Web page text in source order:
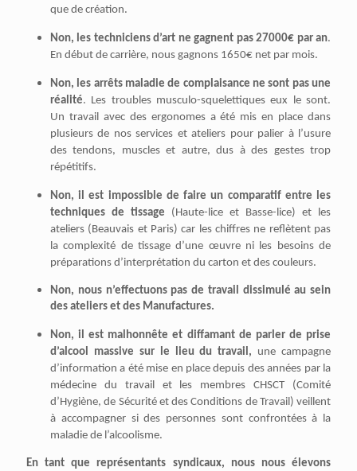
que de création.
Non, les techniciens d’art ne gagnent pas 27000€ par an.
En début de carrière, nous gagnons 1650€ net par mois.
Non, les arrêts maladie de complaisance ne sont pas une
réalité. Les troubles musculo-squelettiques eux le sont.
Un travail avec des ergonomes a été mis en place dans
plusieurs de nos services et ateliers pour palier à l’usure
des tendons, muscles et autre, dus à des gestes trop
répétitifs.
Non, il est impossible de faire un comparatif entre les
techniques de tissage (Haute-lice et Basse-lice) et les
ateliers (Beauvais et Paris) car les chiffres ne reflètent pas
la complexité de tissage d’une œuvre ni les besoins de
préparations d’interprétation du carton et des couleurs.
Non, nous n’effectuons pas de travail dissimulé au sein
des ateliers et des Manufactures.
Non, il est malhonnête et diffamant de parler de prise
d’alcool massive sur le lieu du travail, une campagne
d’information a été mise en place depuis des années par la
médecine du travail et les membres CHSCT (Comité
d’Hygiène, de Sécurité et des Conditions de Travail) veillent
à accompagner si des personnes sont confrontées à la
maladie de l’alcoolisme.
En tant que représentants syndicaux, nous nous élevons